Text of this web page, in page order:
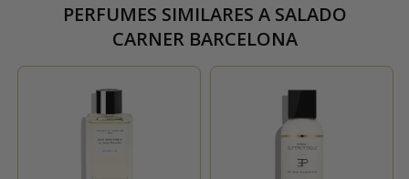
PERFUMES SIMILARES ASALADO
CARNER BARCELONA